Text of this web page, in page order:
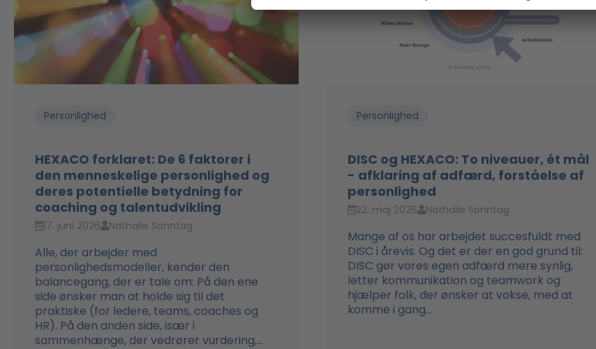
Personlighed
HEXACO forklaret: De 6 faktorer i
den menneskelige personlighed og
deres potentielle betydning for
coaching og talentudvikling
17. juni 2026 Nathalie Sonntag
Alle, der arbejder med
personlighedsmodeller, kender den
balancegang, der er tale om: På den ene
side ønsker man at holde sig til det
praktiske (for ledere, teams, coaches og
HR). På den anden side, især i
sammenhænge, der vedrører vurdering,...
Personlighed
DISC og HEXACO: To niveauer, ét mål
- afklaring af adfærd, forståelse af
personlighed
22. maj 2026 Nathalie Sonntag
Mange af os har arbejdet succesfuldt med
DISC i årevis. Og det er der en god grund til:
DISC gør vores egen adfærd mere synlig,
letter kommunikation og teamwork og
hjælper folk, der ønsker at vokse, med at
komme i gang...